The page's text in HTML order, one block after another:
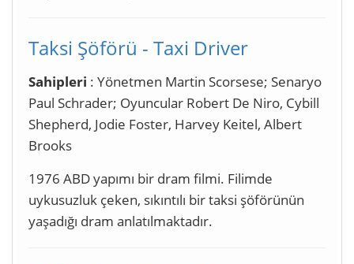
Taksi Şöförü - Taxi Driver
Sahipleri : Yönetmen Martin Scorsese; Senaryo
Paul Schrader; Oyuncular Robert De Niro, Cybill
Shepherd, Jodie Foster, Harvey Keitel, Albert
Brooks
1976 ABD yapımı bir dram filmi. Filimde
uykusuzluk çeken, sıkıntılı bir taksi şöförünün
yaşadığı dram anlatılmaktadır.